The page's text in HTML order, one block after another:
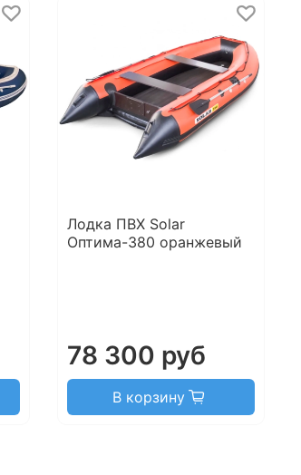
Лодка ПВХ Solar
Оптима-380 оранжевый
78 300 руб
В корзину